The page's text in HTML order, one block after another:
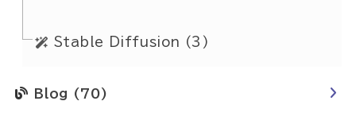
Stable Diffusion (3)
Blog (70)